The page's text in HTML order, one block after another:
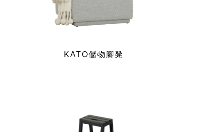
KATO儲物腳凳